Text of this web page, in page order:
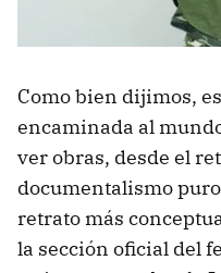
Como bien dijimos,
encaminada al
ver obras, desde el
documentalismo
retrato más
la sección oficial del